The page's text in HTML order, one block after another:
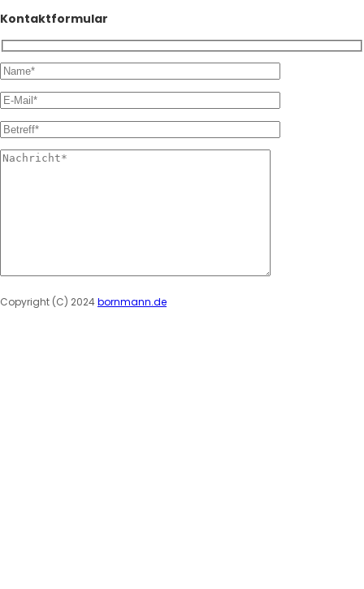
Kontaktformular
Copyright (C) 2024bornmann.de